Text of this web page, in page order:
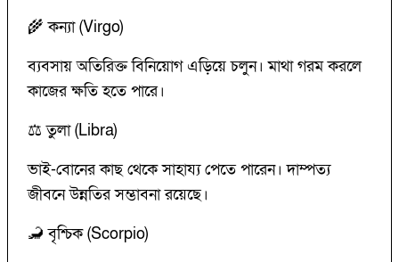
🌾 কন্যা (Virgo)
ব্যবসায় অতিরিক্ত বিনিয়োগ এড়িয়ে চলুন। মাথা গরম করলে
কাজের ক্ষতি হতে পারে।
⚖️ তুলা (Libra)
ভাই-বোনের কাছ থেকে সাহায্য পেতে পারেন। দাম্পত্য
জীবনে উন্নতির সম্ভাবনা রয়েছে।
🦂 বৃশ্চিক (Scorpio)